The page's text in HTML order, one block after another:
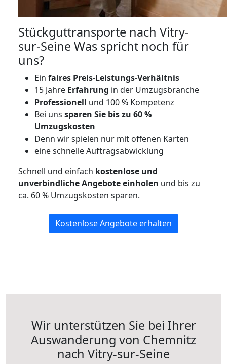
Stückguttransporte nach Vitry-
sur-Seine Was spricht noch für
uns?
Ein faires Preis-Leistungs-Verhältnis
15 Jahre Erfahrung in der Umzugsbranche
Professionell und 100 % Kompetenz
Bei uns sparen Sie bis zu 60 %
Umzugskosten
Denn wir spielen nur mit offenen Karten
eine schnelle Auftragsabwicklung
Schnell und einfach kostenlose und
unverbindliche Angebote einholen und bis zu
ca. 60 % Umzugskosten sparen.
Kostenlose Angebote erhalten
Wir unterstützen Sie bei Ihrer
Auswanderung von Chemnitz
nach Vitry-sur-Seine